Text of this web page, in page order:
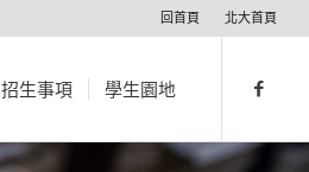
回首頁 北大首頁
招生事項 學生園地